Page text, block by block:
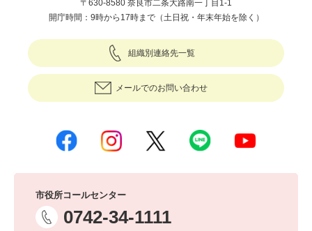
〒630-8580 奈良市二条大路南一丁目1-1
開庁時間：9時から17時まで（土日祝・年末年始を除く）
組織別連絡先一覧
メールでのお問い合わせ
市役所コールセンター
0742-34-1111